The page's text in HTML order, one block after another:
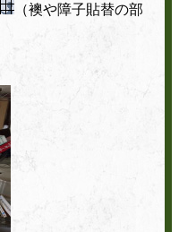
（襖や障子貼替の部